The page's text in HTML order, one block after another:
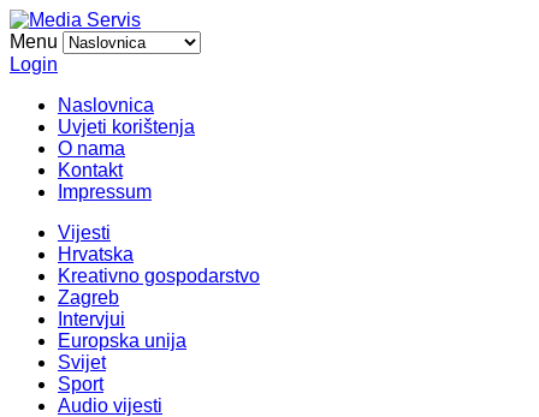
Menu
Login
Naslovnica
Uvjeti korištenja
O nama
Kontakt
Impressum
Vijesti
Hrvatska
Kreativno gospodarstvo
Zagreb
Intervjui
Europska unija
Svijet
Sport
Audio vijesti